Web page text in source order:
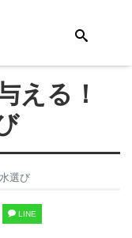
える！
選び
LINE